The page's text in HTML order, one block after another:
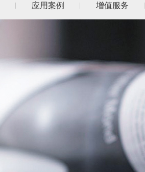
应用案例 增值服务